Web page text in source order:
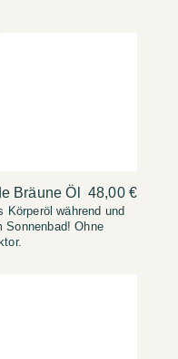
Bräune Öl 48,00 €
Körperöl während und
Sonnenbad! Ohne